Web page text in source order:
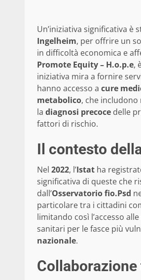
Un’iniziativa significativa è
Ingelheim, per offrire un
in difficoltà economica e
Promote Equity – H.o.p.e,
iniziativa mira a fornire
hanno accesso a cure
metabolico, che
la diagnosi precoce delle
fattori di rischio.
Il contesto
Nel 2022, l’Istat ha
significativa di queste che
dall’Osservatorio fio.Psd
particolare tra i cittadini
limitando così l’accesso alle
sanitari per le fasce più
nazionale.